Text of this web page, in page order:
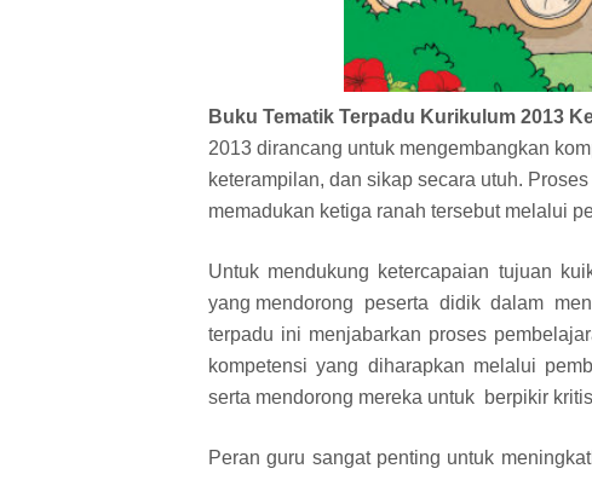
Buku Tematik Terpadu Kurikulum 2013
2013 dirancang untuk mengembangkan
keterampilan, dan sikap secara utuh.
memadukan ketiga ranah tersebut melalui
Untuk mendukung ketercapaian tujuan
yang mendorong peserta didik dalam
terpadu ini menjabarkan proses
kompetensi yang diharapkan melalui
serta mendorong mereka untuk berpikir
Peran guru sangat penting untuk